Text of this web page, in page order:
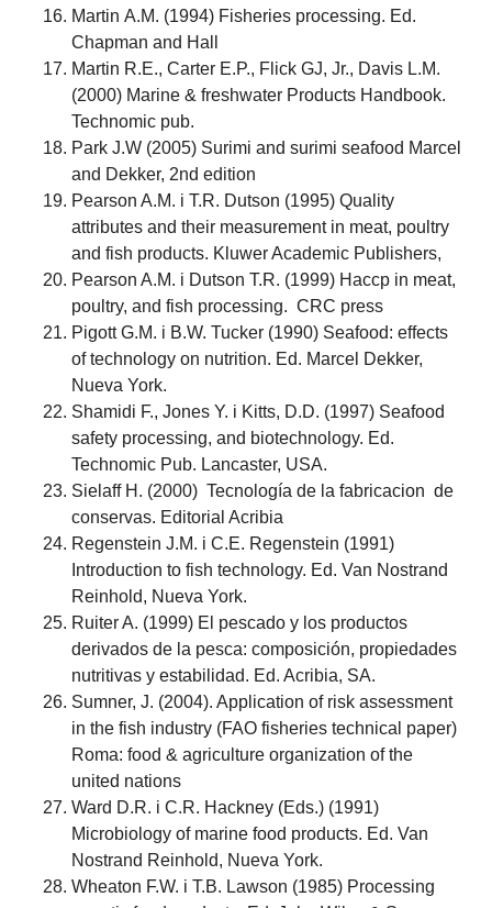
Martin A.M. (1994) Fisheries processing. Ed.
Chapman and Hall
Martin R.E., Carter E.P., Flick GJ, Jr., Davis L.M.
(2000) Marine & freshwater Products Handbook.
Technomic pub.
Park J.W (2005) Surimi and surimi seafood Marcel
and Dekker, 2nd edition
Pearson A.M. i T.R. Dutson (1995) Quality
attributes and their measurement in meat, poultry
and fish products. Kluwer Academic Publishers,
Pearson A.M. i Dutson T.R. (1999) Haccp in meat,
poultry, and fish processing. CRC press
Pigott G.M. i B.W. Tucker (1990) Seafood: effects
of technology on nutrition. Ed. Marcel Dekker,
Nueva York.
Shamidi F., Jones Y. i Kitts, D.D. (1997) Seafood
safety processing, and biotechnology. Ed.
Technomic Pub. Lancaster, USA.
Sielaff H. (2000) Tecnología de la fabricacion de
conservas. Editorial Acribia
Regenstein J.M. i C.E. Regenstein (1991)
Introduction to fish technology. Ed. Van Nostrand
Reinhold, Nueva York.
Ruiter A. (1999) El pescado y los productos
derivados de la pesca: composición, propiedades
nutritivas y estabilidad. Ed. Acribia, SA.
Sumner, J. (2004). Application of risk assessment
in the fish industry (FAO fisheries technical paper)
Roma: food & agriculture organization of the
united nations
Ward D.R. i C.R. Hackney (Eds.) (1991)
Microbiology of marine food products. Ed. Van
Nostrand Reinhold, Nueva York.
Wheaton F.W. i T.B. Lawson (1985) Processing